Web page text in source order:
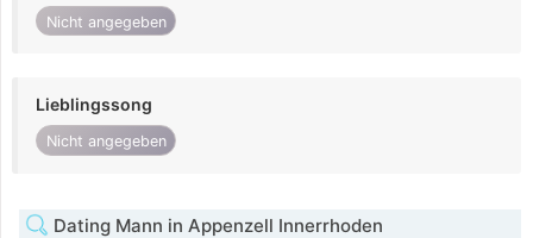
Nicht angegeben
Lieblingssong
Nicht angegeben
Dating Mann in Appenzell Innerrhoden